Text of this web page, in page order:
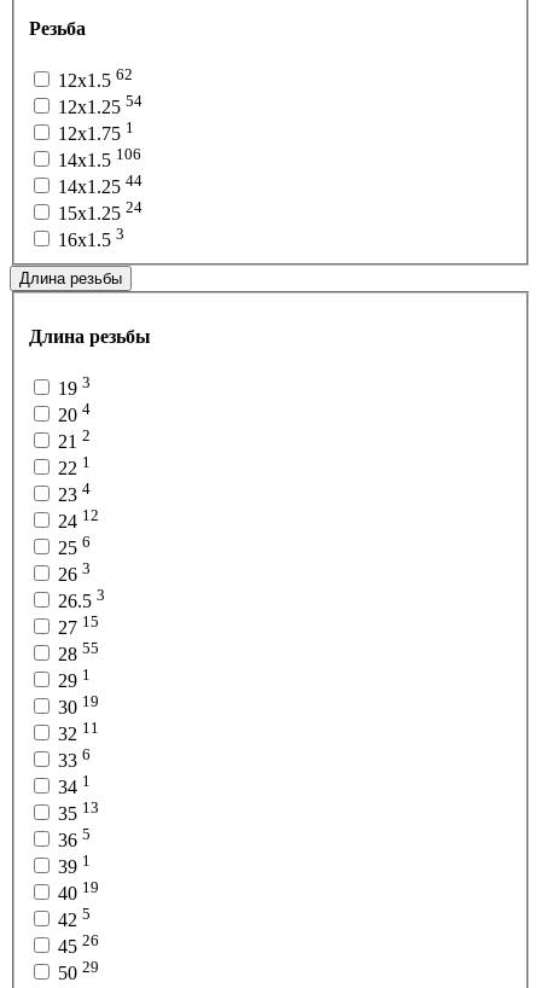
Резьба
12x1.5 62
12x1.25 54
12x1.75 1
14x1.5 106
14x1.25 44
15x1.25 24
16x1.5 3
Длина резьбы
Длина резьбы
19 3
20 4
21 2
22 1
23 4
24 12
25 6
26 3
26.5 3
27 15
28 55
29 1
30 19
32 11
33 6
34 1
35 13
36 5
39 1
40 19
42 5
45 26
50 29